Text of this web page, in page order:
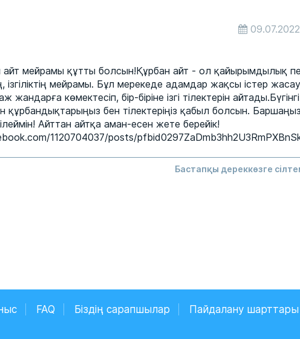
09.07.2022
айт мейрамы құтты болсын!Құрбан айт - ол қайырымдылық
мейрамы. Бұл мерекеде адамдар жақсы істер
көмектесіп, бір-біріне ізгі тілектерін
құрбандықтарыңыз бен тілектеріңіз қабыл болсын.
Айттан айтқа аман-есен жете берейік!
1120704037/posts/
Бастапқы дереккөзге
FAQ Біздің сарапшылар Пайдалану шарттары